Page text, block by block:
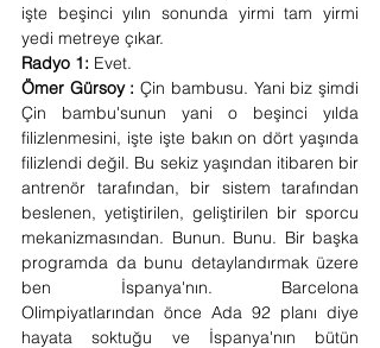
işte beşinci yılın sonunda yirmi tam yirmi
yedi metreye çıkar.
Radyo 1: Evet.
Ömer Gürsoy : Çin bambusu. Yani biz şimdi
Çin bambu'sunun yani o beşinci yılda
filizlenmesini, işte işte bakın on dört yaşında
filizlendi değil. Bu sekiz yaşından itibaren bir
antrenör tarafından, bir sistem tarafından
beslenen, yetiştirilen, geliştirilen bir sporcu
mekanizmasından. Bunun. Bunu. Bir başka
programda da bunu detaylandırmak üzere
ben İspanya'nın. Barcelona
Olimpiyatlarından önce Ada 92 planı diye
hayata soktuğu ve İspanya'nın bütün